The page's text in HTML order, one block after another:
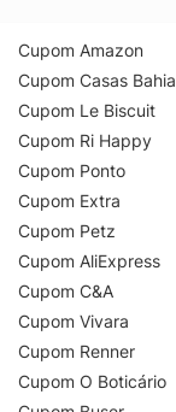
Cupom Amazon
Cupom Casas Bahia
Cupom Le Biscuit
Cupom Ri Happy
Cupom Ponto
Cupom Extra
Cupom Petz
Cupom AliExpress
Cupom C&A
Cupom Vivara
Cupom Renner
Cupom O Boticário